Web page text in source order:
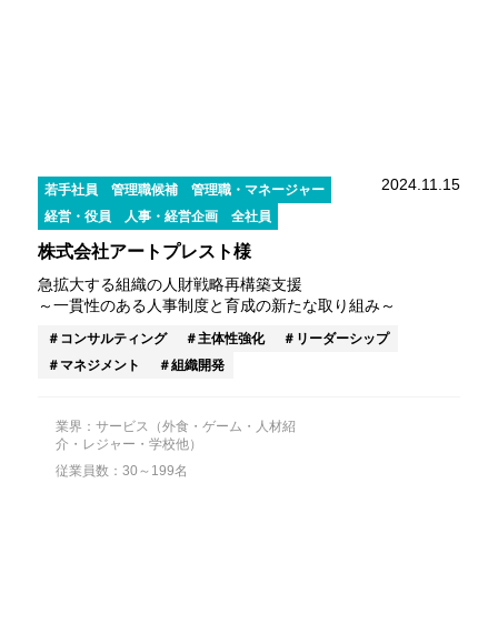
若手社員 管理職候補
管理職・マネージャー
経営・役員
人事・経営企画 全社員
2024.11.15
株式会社アートプレスト様
急拡大する組織の人財戦略再構築支援
～一貫性のある人事制度と育成の新たな取り組み～
コンサルティング 主体性強化
リーダーシップ
マネジメント
組織開発
業界：サービス（外食・ゲーム・人材紹
介・レジャー・学校他）
従業員数：30～199名